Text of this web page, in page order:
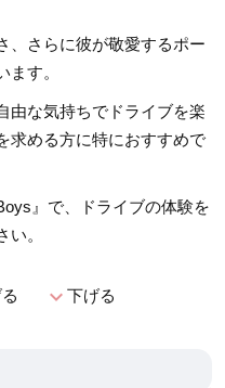
、さらに彼が敬愛するポー
ます。
由な気持ちでドライブを楽
求める方に特におすすめで
』で、ドライブの体験を
。
expand_more下げる